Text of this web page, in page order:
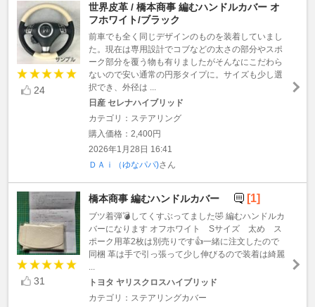
24
世界皮革 / 橋本商事 編むハンドルカバー オ
フホワイト/ブラック
前車でも全く同じデザインのものを装着していまし
た。現在は専用設計でコブなどの太さの部分やスポ
ーク部分を覆う物も有りましたがそんなにこだわら
ないので安い通常の円形タイプに。サイズも少し選
択でき、外径は ...
日産 セレナハイブリッド
カテゴリ：ステアリング
購入価格：2,400円
2026年1月28日 16:41
ＤＡｉ（ゆなパパ)さん
31
橋本商事 編むハンドルカバー [1]
ブツ着弾💣してくすぶってました🤣 編むハンドルカ
バーになります オフホワイト Sサイズ 太め ス
ポーク用革2枚は別売りです👍一緒に注文したので
同梱 革は手で引っ張って少し伸びるので装着は綺麗
トヨタ ヤリスクロスハイブリッド
カテゴリ：ステアリングカバー